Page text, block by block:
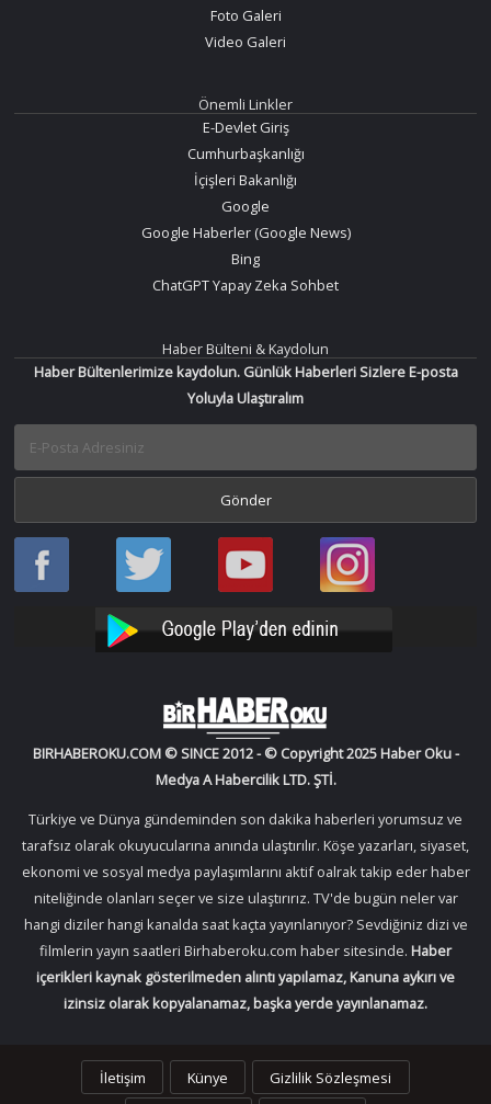
Foto Galeri
Video Galeri
Önemli Linkler
E-Devlet Giriş
Cumhurbaşkanlığı
İçişleri Bakanlığı
Google
Google Haberler (Google News)
Bing
ChatGPT Yapay Zeka Sohbet
Haber Bülteni & Kaydolun
Haber Bültenlerimize kaydolun. Günlük Haberleri Sizlere E-posta
Yoluyla Ulaştıralım
Haber
Oku
Haber
Oku
Bir
Haber
YouTube
Bir
Haber
Instagram
BIRHABEROKU.COM © SINCE 2012 - © Copyright 2025 Haber Oku -
Medya A Habercilik LTD. ŞTİ.
Türkiye ve Dünya gündeminden son dakika haberleri yorumsuz ve
tarafsız olarak okuyucularına anında ulaştırılır. Köşe yazarları, siyaset,
ekonomi ve sosyal medya paylaşımlarını aktif oalrak takip eder haber
niteliğinde olanları seçer ve size ulaştırırız. TV'de bugün neler var
hangi diziler hangi kanalda saat kaçta yayınlanıyor? Sevdiğiniz dizi ve
filmlerin yayın saatleri Birhaberoku.com haber sitesinde. Haber
içerikleri kaynak gösterilmeden alıntı yapılamaz, Kanuna aykırı ve
izinsiz olarak kopyalanamaz, başka yerde yayınlanamaz.
İletişim Künye Gizlilik Sözleşmesi